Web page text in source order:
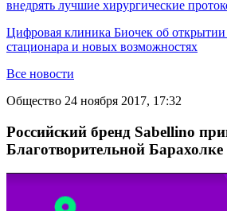
внедрять лучшие хирургические
Цифровая клиника Биочек об открытии
стационара и новых возможностях
Все новости
Общество 24 ноября 2017, 17:32
Российский бренд Sabellino
Благотворительной Барахолке